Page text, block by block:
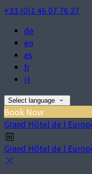
+33 (0)1 46 07 76 27
de
en
es
fr
it
Select language
Book Now
Grand Hôtel de l
Grand Hôtel de l